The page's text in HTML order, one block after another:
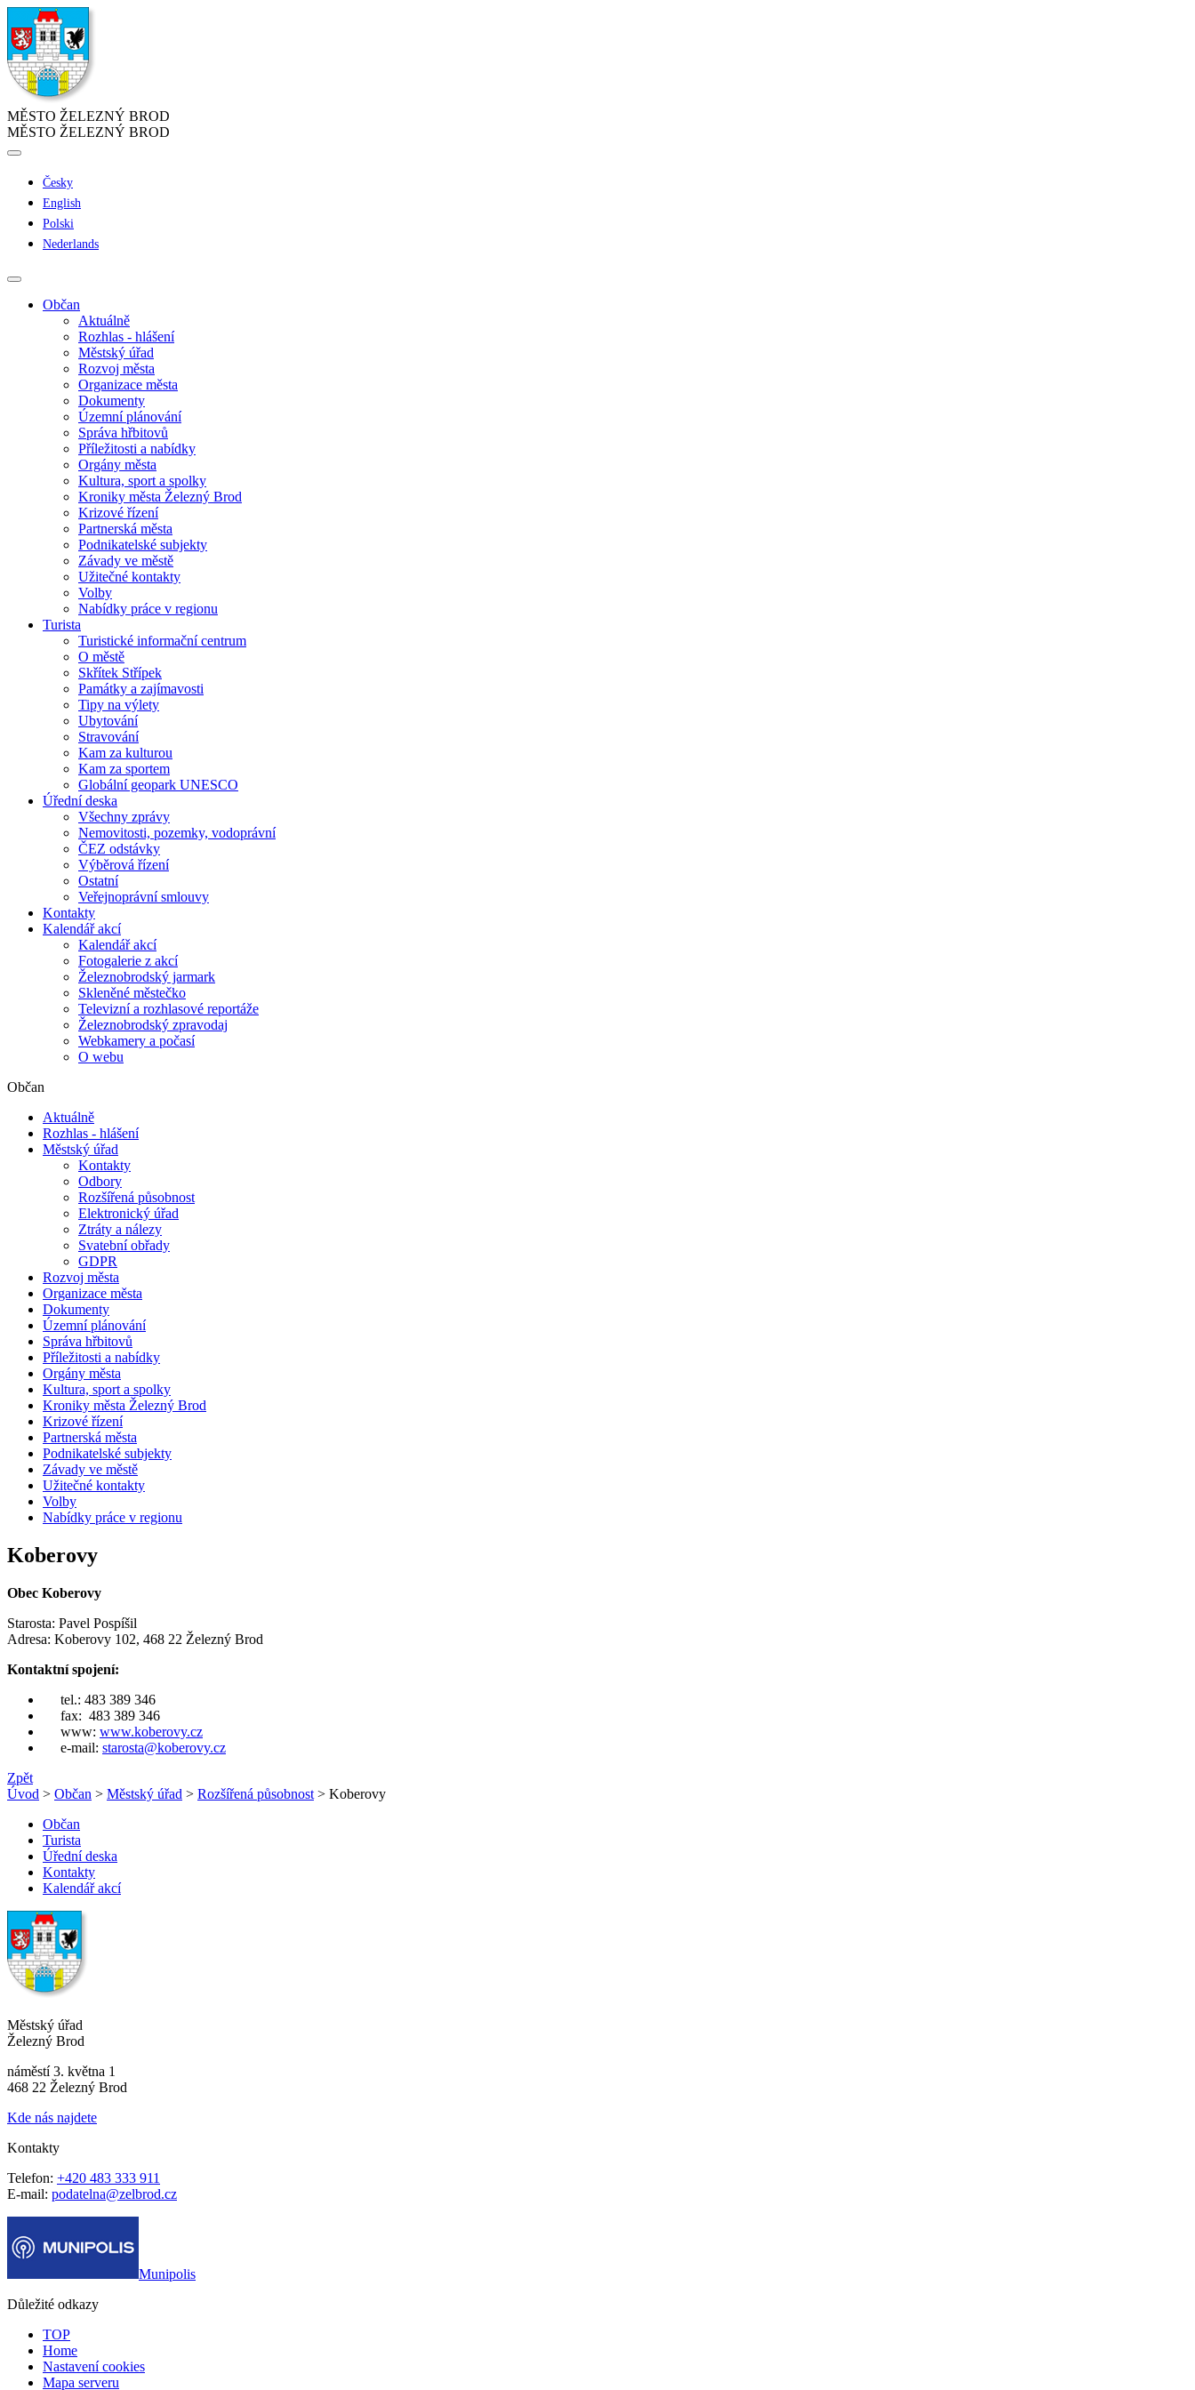
MĚSTO ŽELEZNÝ BROD
MĚSTO ŽELEZNÝ BROD
Česky
English
Polski
Nederlands
Občan
Aktuálně
Rozhlas - hlášení
Městský úřad
Rozvoj města
Organizace města
Dokumenty
Územní plánování
Správa hřbitovů
Příležitosti a nabídky
Orgány města
Kultura, sport a spolky
Kroniky města Železný Brod
Krizové řízení
Partnerská města
Podnikatelské subjekty
Závady ve městě
Užitečné kontakty
Volby
Nabídky práce v regionu
Turista
Turistické informační centrum
O městě
Skřítek Střípek
Památky a zajímavosti
Tipy na výlety
Ubytování
Stravování
Kam za kulturou
Kam za sportem
Globální geopark UNESCO
Úřední deska
Všechny zprávy
Nemovitosti, pozemky, vodoprávní
ČEZ odstávky
Výběrová řízení
Ostatní
Veřejnoprávní smlouvy
Kontakty
Kalendář akcí
Kalendář akcí
Fotogalerie z akcí
Železnobrodský jarmark
Skleněné městečko
Televizní a rozhlasové reportáže
Železnobrodský zpravodaj
Webkamery a počasí
O webu
Občan
Aktuálně
Rozhlas - hlášení
Městský úřad
Kontakty
Odbory
Rozšířená působnost
Elektronický úřad
Ztráty a nálezy
Svatební obřady
GDPR
Rozvoj města
Organizace města
Dokumenty
Územní plánování
Správa hřbitovů
Příležitosti a nabídky
Orgány města
Kultura, sport a spolky
Kroniky města Železný Brod
Krizové řízení
Partnerská města
Podnikatelské subjekty
Závady ve městě
Užitečné kontakty
Volby
Nabídky práce v regionu
Koberovy
Obec Koberovy
Starosta: Pavel Pospíšil
Adresa: Koberovy 102, 468 22 Železný Brod
Kontaktní spojení:
tel.: 483 389 346
fax: 483 389 346
www: www.koberovy.cz
e-mail: starosta@koberovy.cz
Zpět
Úvod > Občan > Městský úřad > Rozšířená působnost > Koberovy
Občan
Turista
Úřední deska
Kontakty
Kalendář akcí
Městský úřad
Železný Brod
náměstí 3. května 1
468 22 Železný Brod
Kde nás najdete
Kontakty
Telefon: +420 483 333 911
E-mail: podatelna@zelbrod.cz
Munipolis
Důležité odkazy
TOP
Home
Nastavení cookies
Mapa serveru